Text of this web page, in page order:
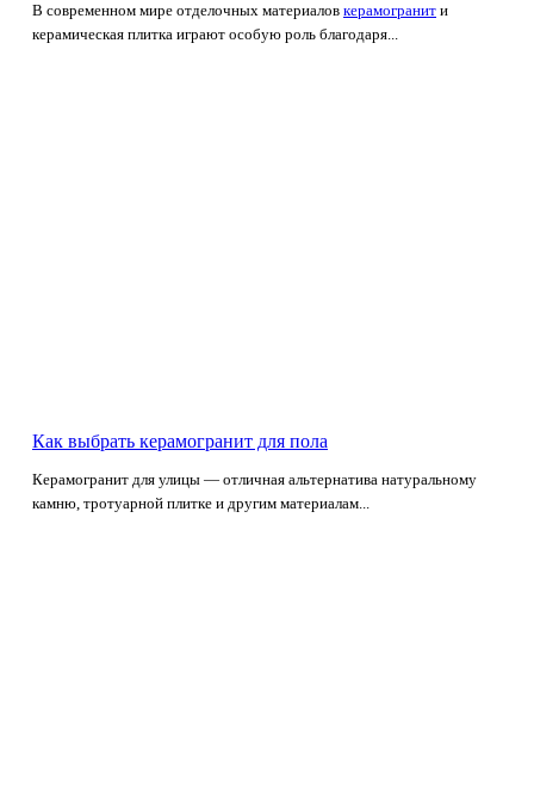
В современном мире отделочных материалов керамогранит и
керамическая плитка играют особую роль благодаря...
Как выбрать керамогранит для пола
Керамогранит для улицы — отличная альтернатива натуральному
камню, тротуарной плитке и другим материалам...